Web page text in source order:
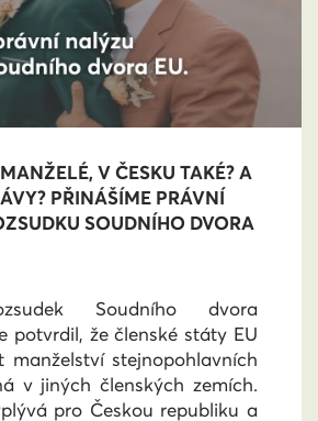
V ČESKU TAKÉ? A
PŘINÁŠÍME PRÁVNÍ
SOUDNÍHO DVORA
Soudního dvora
potvrdil, že členské státy EU
manželství stejnopohlavních
v jiných členských zemích.
pro Českou republiku a